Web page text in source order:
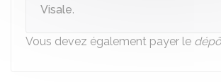
Visale.
Vous devez également payer le